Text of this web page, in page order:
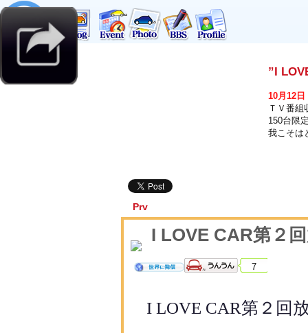
”I
10月12日
ＴＶ番組
150台限
我こそは
Prv
I LOVE CAR第２
7
I LOVE CAR第２ 回